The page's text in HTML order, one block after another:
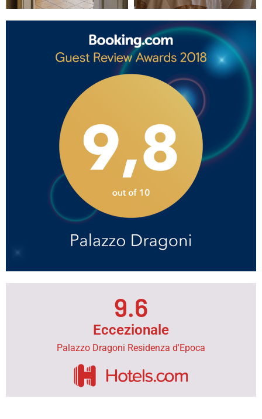
9.6
Eccezionale
Palazzo Dragoni Residenza d'Epoca